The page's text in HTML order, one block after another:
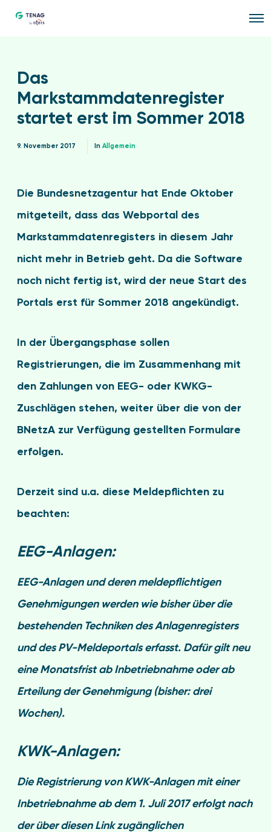
O
Das
Markstammdatenregister
startet erst im Sommer 2018
9. November 2017 In Allgemein
Die Bundesnetzagentur hat Ende Oktober
mitgeteilt, dass das Webportal des
Markstammdatenregisters in diesem Jahr
nicht mehr in Betrieb geht. Da die Software
noch nicht fertig ist, wird der neue Start des
Portals erst für Sommer 2018 angekündigt.
In der Übergangsphase sollen
Registrierungen, die im Zusammenhang mit
den Zahlungen von EEG- oder KWKG-
Zuschlägen stehen, weiter über die von der
BNetzA zur Verfügung gestellten Formulare
erfolgen.
Derzeit sind u.a. diese Meldepflichten zu
beachten:
EEG-Anlagen:
EEG-Anlagen und deren meldepflichtigen
Genehmigungen werden wie bisher über die
bestehenden Techniken des Anlagenregisters
und des PV-Meldeportals erfasst. Dafür gilt neu
eine Monatsfrist ab Inbetriebnahme oder ab
Erteilung der Genehmigung (bisher: drei
Wochen).
KWK-Anlagen:
Die Registrierung von KWK-Anlagen mit einer
Inbetriebnahme ab dem 1. Juli 2017erfolgt nach
der über diesen Link zugänglichen